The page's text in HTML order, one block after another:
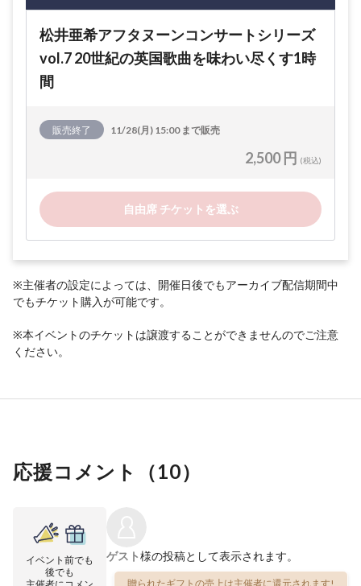
松井亜希アフタヌーンコンサートシリーズ
vol.7 20世紀の英国歌曲を味わい尽くす1時
間
販売終了 11/28(月) 15:00 まで販売
2,500 円 (税込)
自由席 チケットを選ぶ
※主催者の設定によっては、開催日後でもアーカイブ配信期間中
でもチケット購入が可能です。
※本イベントのチケットは譲渡することができませんのでご注意
ください。
応援コメント（10）
イベント前でも
後でも
ゲスト様の投稿として表示されます。
贈られたギフトの売上は主催者に還元されます!